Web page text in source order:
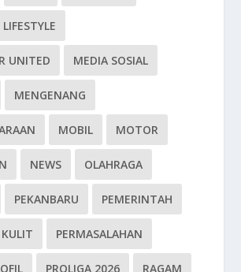
LIFESTYLE
UNITED MEDIA SOSIAL
MENGENANG
MOBIL MOTOR
NEWS OLAHRAGA
PEKANBARU PEMERINTAH
PERMASALAHAN
PROLIGA 2026 RAGAM